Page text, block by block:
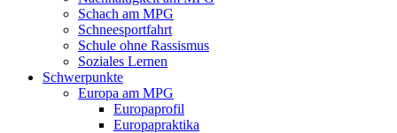
Schach am MPG
Schneesportfahrt
Schule ohne Rassismus
Soziales Lernen
Schwerpunkte
Europa am MPG
Europaprofil
Europapraktika